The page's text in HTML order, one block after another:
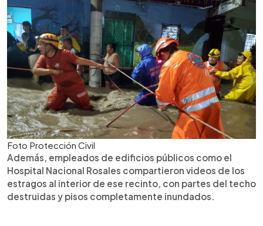
Foto Protección Civil
Además, empleados de edificios públicos como el
Hospital Nacional Rosales compartieron videos de los
estragos al interior de ese recinto, con partes del techo
destruidas y pisos completamente inundados.